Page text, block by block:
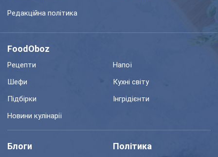
Редакційна політика
FoodOboz
Рецепти
Напої
Шефи
Кухні світу
Підбірки
Інгрідієнти
Новини кулінарії
Блоги Політика